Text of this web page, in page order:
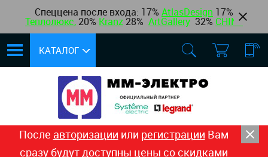
Спеццена после входа: 17% AtlasDesign 17%
Теплолюкс, 20% Kranz 28% ArtGallery 32% CHINT
КАТАЛОГ
После авторизации или регистрации Вам
сразу будут доступны цены со скидками